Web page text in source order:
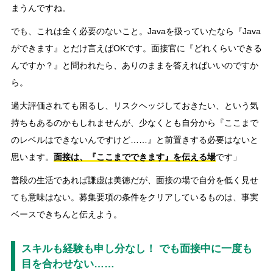
まうんですね。
でも、これは全く必要のないこと。Javaを扱っていたなら『Java
ができます』とだけ言えばOKです。面接官に『どれくらいできる
んですか？』と問われたら、ありのままを答えればいいのですか
ら。
過大評価されても困るし、リスクヘッジしておきたい、という気
持ちもあるのかもしれませんが、少なくとも自分から『ここまで
のレベルはできないんですけど……』と前置きする必要はないと
思います。 面接は、『ここまでできます』を伝える場です」
普段の生活であれば謙虚は美徳だが、面接の場で自分を低く見せ
ても意味はない。募集要項の条件をクリアしているものは、事実
ベースできちんと伝えよう。
スキルも経験も申し分なし！ でも面接中に一度も
目を合わせない……